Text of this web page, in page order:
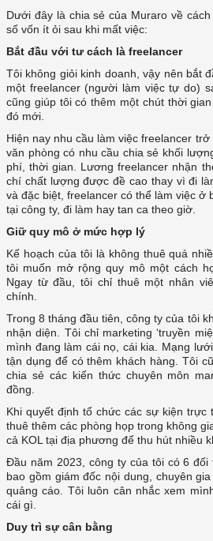
Dưới đây là chia sẻ của Muraro về
số vốn ít ỏi sau khi mất việc:
Bắt đầu với tư cách là freelancer
Tôi không giỏi kinh doanh, vậy nên bắt
một freelancer (người làm việc tự do)
cũng giúp tôi có thêm một chút thời
đó mới.
Hiện nay nhu cầu làm việc freelancer
văn phòng có nhu cầu chia sẻ khối
phí, thời gian. Lương freelancer nhận
chí chất lượng được đề cao thay vì đi
và đặc biệt, freelancer có thể làm việc ở
tại công ty, đi làm hay tan ca theo giờ.
Giữ quy mô ở mức hợp lý
Kế hoạch của tôi là không thuê quá
tôi muốn mở rộng quy mô một cách
Ngay từ đầu, tôi chỉ thuê một nhân
chính.
Trong 8 tháng đầu tiên, công ty của tôi
nhận diện. Tôi chỉ marketing ‘truyền
mình đang làm cái nọ, cái kia. Mạng
tận dụng để có thêm khách hàng. Tôi
chia sẻ các kiến thức chuyên môn
đồng.
Khi quyết định tổ chức các sự kiện trực
thuê thêm các phòng họp trong không
cả KOL tại địa phương để thu hút nhiều
Đầu năm 2023, công ty của tôi có 6 đối
bao gồm giám đốc nội dung, chuyên
quảng cáo. Tôi luôn cân nhắc xem
cái gì.
Duy trì sự cân bằng